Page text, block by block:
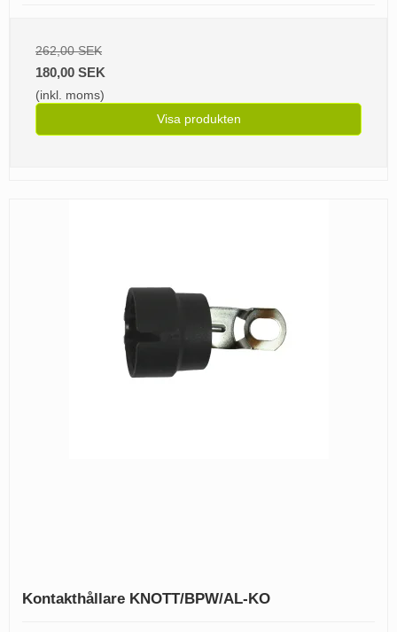
262,00 SEK
180,00 SEK
(inkl. moms)
Visa produkten
Kontakthållare KNOTT/BPW/AL-KO